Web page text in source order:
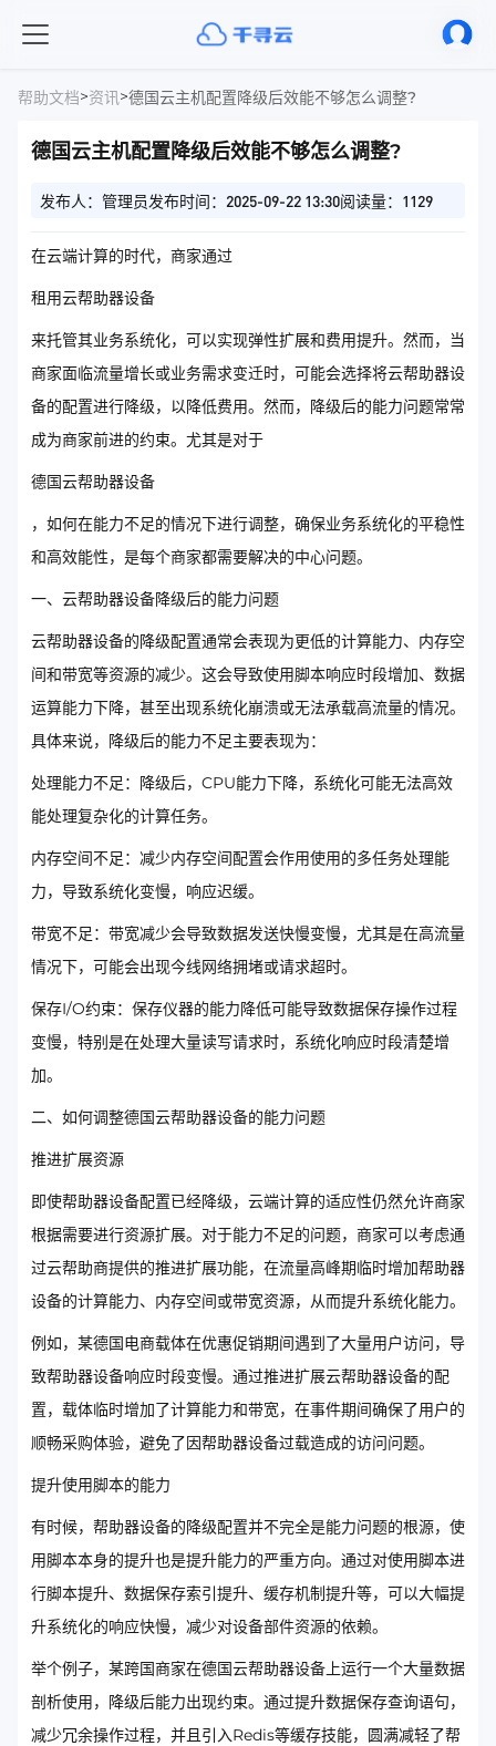
帮助文档>资讯>德国云主机配置降级后效能不够怎么调整?
德国云主机配置降级后效能不够怎么调整?
发布人：管理员发布时间：2025-09-22 13:30阅读量：1129
在云端计算的时代，商家通过
租用云帮助器设备
来托管其业务系统化，可以实现弹性扩展和费用提升。然而，当
商家面临流量增长或业务需求变迁时，可能会选择将云帮助器设
备的配置进行降级，以降低费用。然而，降级后的能力问题常常
成为商家前进的约束。尤其是对于
德国云帮助器设备
，如何在能力不足的情况下进行调整，确保业务系统化的平稳性
和高效能性，是每个商家都需要解决的中心问题。
一、云帮助器设备降级后的能力问题
云帮助器设备的降级配置通常会表现为更低的计算能力、内存空
间和带宽等资源的减少。这会导致使用脚本响应时段增加、数据
运算能力下降，甚至出现系统化崩溃或无法承载高流量的情况。
具体来说，降级后的能力不足主要表现为：
处理能力不足：降级后，CPU能力下降，系统化可能无法高效
能处理复杂化的计算任务。
内存空间不足：减少内存空间配置会作用使用的多任务处理能
力，导致系统化变慢，响应迟缓。
带宽不足：带宽减少会导致数据发送快慢变慢，尤其是在高流量
情况下，可能会出现今线网络拥堵或请求超时。
保存I/O约束：保存仪器的能力降低可能导致数据保存操作过程
变慢，特别是在处理大量读写请求时，系统化响应时段清楚增
加。
二、如何调整德国云帮助器设备的能力问题
推进扩展资源
即使帮助器设备配置已经降级，云端计算的适应性仍然允许商家
根据需要进行资源扩展。对于能力不足的问题，商家可以考虑通
过云帮助商提供的推进扩展功能，在流量高峰期临时增加帮助器
设备的计算能力、内存空间或带宽资源，从而提升系统化能力。
例如，某德国电商载体在优惠促销期间遇到了大量用户访问，导
致帮助器设备响应时段变慢。通过推进扩展云帮助器设备的配
置，载体临时增加了计算能力和带宽，在事件期间确保了用户的
顺畅采购体验，避免了因帮助器设备过载造成的访问问题。
提升使用脚本的能力
有时候，帮助器设备的降级配置并不完全是能力问题的根源，使
用脚本本身的提升也是提升能力的严重方向。通过对使用脚本进
行脚本提升、数据保存索引提升、缓存机制提升等，可以大幅提
升系统化的响应快慢，减少对设备部件资源的依赖。
举个例子，某跨国商家在德国云帮助器设备上运行一个大量数据
剖析使用，降级后能力出现约束。通过提升数据保存查询语句，
减少冗余操作过程，并且引入Redis等缓存技能，圆满减轻了帮